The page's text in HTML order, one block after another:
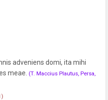
adveniens domi, ita mihi
meae. (T. Maccius Plautus, Persa,